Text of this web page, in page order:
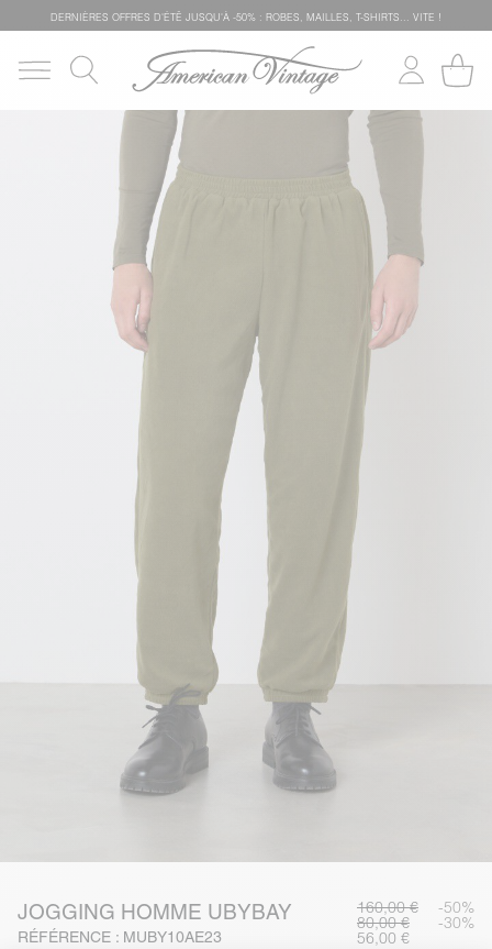
DERNIÈRES OFFRES D'ÉTÊ JUSQU'À -50% : ROBES, MAILLES, T-SHIRTS... VITE !
JOGGING HOMME UBYBAY
RÉFÉRENCE : MUBY10AE23
160,00 € -50%
80,00 € -30%
56,00 €